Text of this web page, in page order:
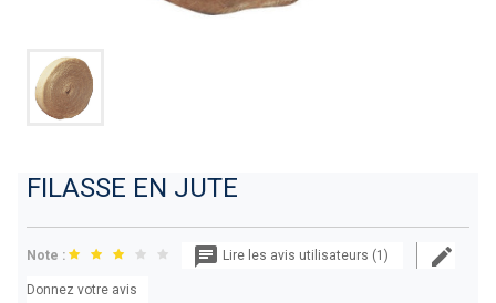
FILASSE EN JUTE
Note : Lire les avis utilisateurs (1)
Donnez votre avis